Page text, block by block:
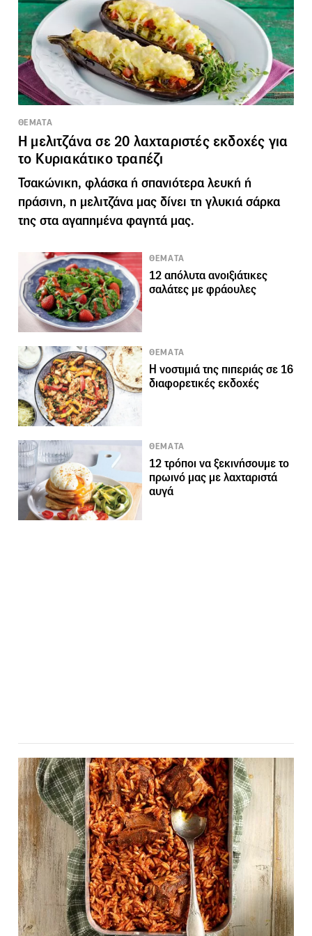
ΘΕΜΑΤΑ
Η μελιτζάνα σε 20 λαχταριστές εκδοχές για
το Κυριακάτικο τραπέζι
Τσακώνικη, φλάσκα ή σπανιότερα λευκή ή
πράσινη, η μελιτζάνα μας δίνει τη γλυκιά σάρκα
της στα αγαπημένα φαγητά μας.
ΘΕΜΑΤΑ
12 απόλυτα ανοιξιάτικες
σαλάτες με φράουλες
ΘΕΜΑΤΑ
Η νοστιμιά της πιπεριάς σε 16
διαφορετικές εκδοχές
ΘΕΜΑΤΑ
12 τρόποι να ξεκινήσουμε το
πρωινό μας με λαχταριστά
αυγά